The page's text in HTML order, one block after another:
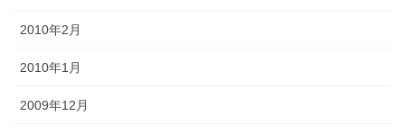
2010年2月
2010年1月
2009年12月